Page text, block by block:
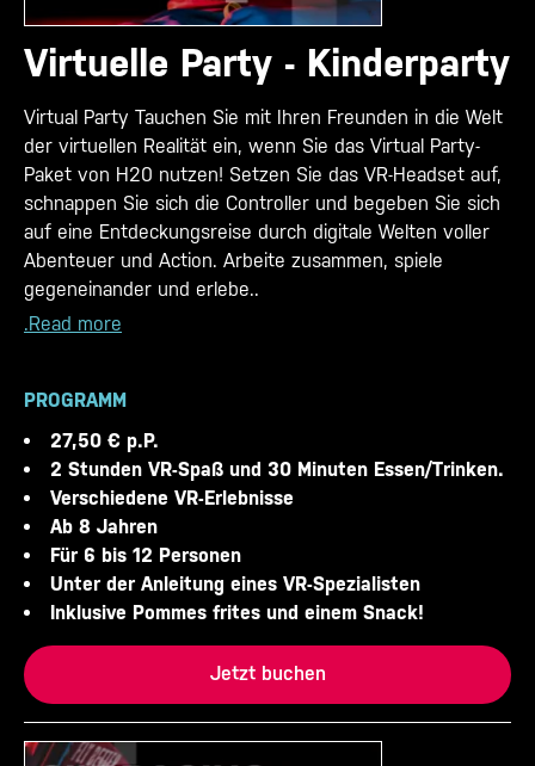
Virtuelle Party - Kinderparty
Virtual Party Tauchen Sie mit Ihren Freunden in die Welt
der virtuellen Realität ein, wenn Sie das Virtual Party-
Paket von H20 nutzen! Setzen Sie das VR-Headset auf,
schnappen Sie sich die Controller und begeben Sie sich
auf eine Entdeckungsreise durch digitale Welten voller
Abenteuer und Action. Arbeite zusammen, spiele
gegeneinander und erlebe..
.Read more
PROGRAMM
27,50 € p.P.
2 Stunden VR-Spaß und 30 Minuten Essen/Trinken.
Verschiedene VR-Erlebnisse
Ab 8 Jahren
Für 6 bis 12 Personen
Unter der Anleitung eines VR-Spezialisten
Inklusive Pommes frites und einem Snack!
Jetzt buchen